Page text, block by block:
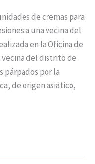
de cremas para
a una vecina del
en la Oficina de
del distrito de
párpados por la
de origen asiático,